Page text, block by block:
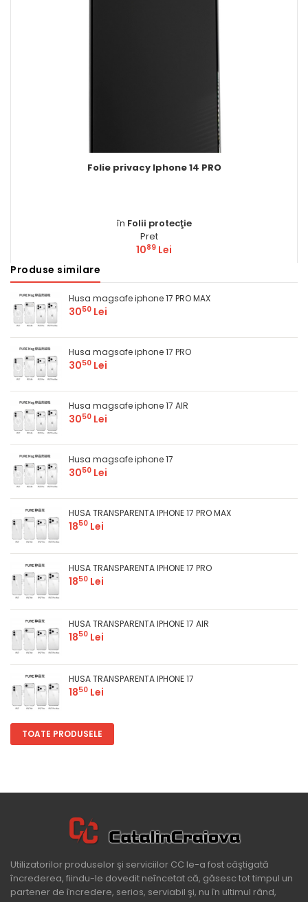
Folie privacy Iphone 14 PRO
în Folii protecţie
Pret
1089 Lei
Comandă
Produse similare
Husa magsafe iphone 17 PRO MAX
3050 Lei
Husa magsafe iphone 17 PRO
3050 Lei
Husa magsafe iphone 17 AIR
3050 Lei
Husa magsafe iphone 17
3050 Lei
HUSA TRANSPARENTA IPHONE 17 PRO MAX
1850 Lei
HUSA TRANSPARENTA IPHONE 17 PRO
1850 Lei
HUSA TRANSPARENTA IPHONE 17 AIR
1850 Lei
HUSA TRANSPARENTA IPHONE 17
1850 Lei
TOATE PRODUSELE
Utilizatorilor produselor şi serviciilor CC le-a fost câştigată
încrederea, fiindu-le dovedit neîncetat că, găsesc tot timpul un
partener de încredere, serios, serviabil şi, nu în ultimul rând,